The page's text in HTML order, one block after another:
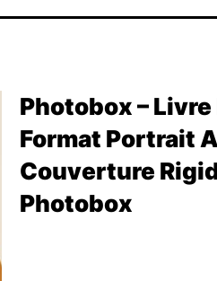
Photobox –
Format Portrait
Couverture
Photobox